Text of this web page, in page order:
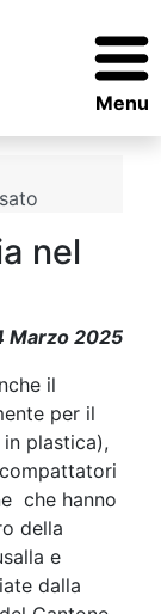
Menu
nel
Marzo 2025
il
per il
plastica),
che hanno
della
e
dalla